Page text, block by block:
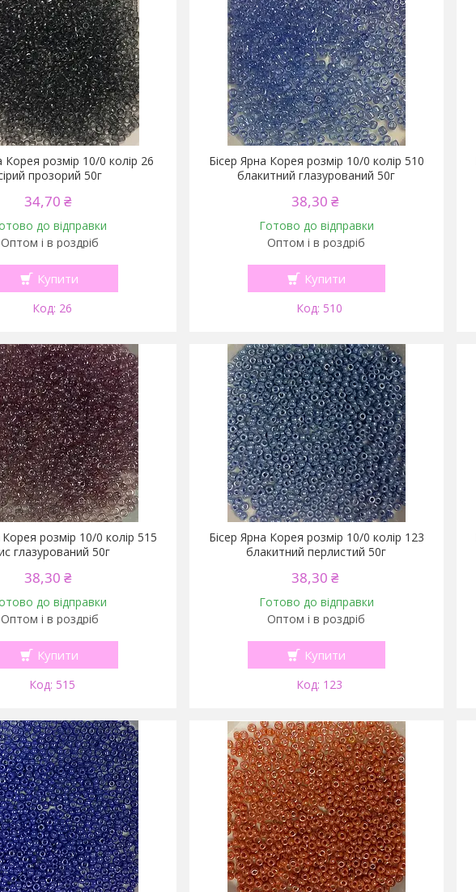
Корея розмір 10/0 колір 26
прозорий 50г
34,70 ₴
до відправки
Оптом і в роздріб
Купити
26
Бісер Ярна Корея розмір 10/0 колір 510
блакитний глазурований 50г
38,30 ₴
Готово до відправки
Оптом і в роздріб
Купити
510
Корея розмір 10/0 колір 515
глазурований 50г
38,30 ₴
до відправки
Оптом і в роздріб
Купити
515
Бісер Ярна Корея розмір 10/0 колір 123
блакитний перлистий 50г
38,30 ₴
Готово до відправки
Оптом і в роздріб
Купити
123